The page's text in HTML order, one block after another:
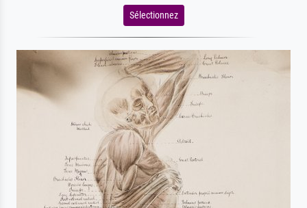
Sélectionnez